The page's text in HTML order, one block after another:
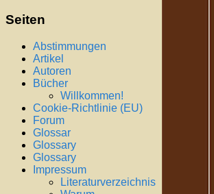
Seiten
Abstimmungen
Artikel
Autoren
Bücher
Willkommen!
Cookie-Richtlinie (EU)
Forum
Glossar
Glossary
Glossary
Impressum
Literaturverzeichnis